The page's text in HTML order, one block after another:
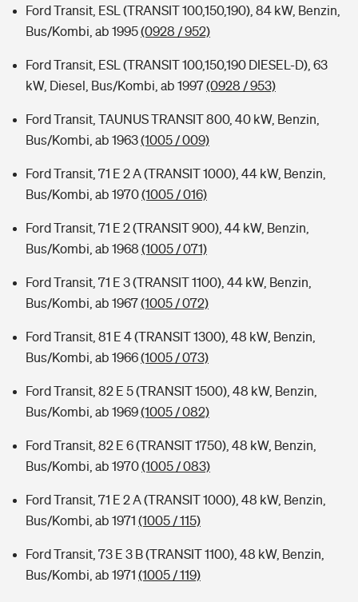
Ford Transit, ESL (TRANSIT 100,150,190), 84 kW, Benzin,
Bus/Kombi, ab 1995(0928 / 952)
Ford Transit, ESL (TRANSIT 100,150,190 DIESEL-D), 63
kW, Diesel, Bus/Kombi, ab 1997(0928 / 953)
Ford Transit, TAUNUS TRANSIT 800, 40 kW, Benzin,
Bus/Kombi, ab 1963(1005 / 009)
Ford Transit, 71 E 2 A (TRANSIT 1000), 44 kW, Benzin,
Bus/Kombi, ab 1970(1005 / 016)
Ford Transit, 71 E 2 (TRANSIT 900), 44 kW, Benzin,
Bus/Kombi, ab 1968 (1005 / 071)
Ford Transit, 71 E 3 (TRANSIT 1100), 44 kW, Benzin,
Bus/Kombi, ab 1967(1005 / 072)
Ford Transit, 81 E 4 (TRANSIT 1300), 48 kW, Benzin,
Bus/Kombi, ab 1966(1005 / 073)
Ford Transit, 82 E 5 (TRANSIT 1500), 48 kW, Benzin,
Bus/Kombi, ab 1969(1005 / 082)
Ford Transit, 82 E 6 (TRANSIT 1750), 48 kW, Benzin,
Bus/Kombi, ab 1970(1005 / 083)
Ford Transit, 71 E 2 A (TRANSIT 1000), 48 kW, Benzin,
Bus/Kombi, ab 1971 (1005 / 115)
Ford Transit, 73 E 3 B (TRANSIT 1100), 48 kW, Benzin,
Bus/Kombi, ab 1971 (1005 / 119)